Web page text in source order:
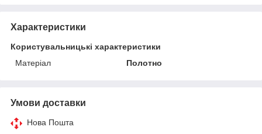
Характеристики
Користувальницькі характеристики
Матеріал
Полотно
Умови доставки
Нова Пошта